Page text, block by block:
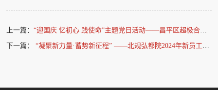
上一篇：“迎国庆 忆初心 践使命”主题党日活动——昌平区超极合生汇及白浮泉公园项目实地调研
下一篇：“凝聚新力量·蓄势新征程” ——北规弘都院2024年新员工培训圆满结束